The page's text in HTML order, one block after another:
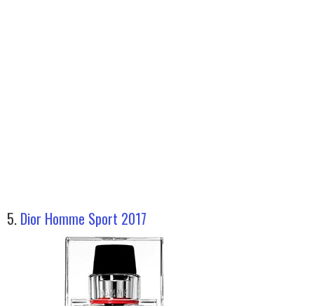
5. Dior Homme Sport 2017